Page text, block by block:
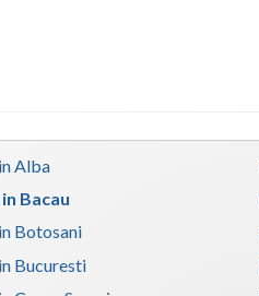
Alba
Bacau
Botosani
Bucuresti